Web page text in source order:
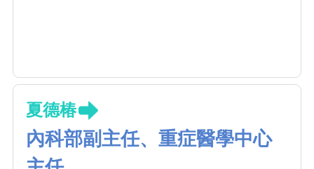
夏德椿
內科部副主任、重症醫學中心